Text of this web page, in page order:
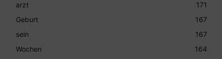
arzt
171
Geburt
167
sein
167
Wochen
164